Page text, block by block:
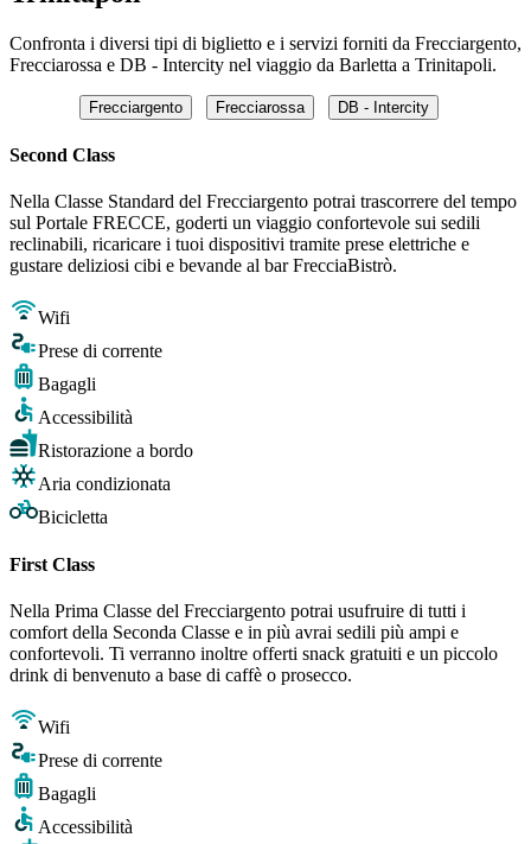
Confronta i diversi tipi di biglietto e i servizi forniti da Frecciargento,
Frecciarossa e DB - Intercity nel viaggio da Barletta a Trinitapoli.
Frecciargento Frecciarossa DB - Intercity
Second Class
Nella Classe Standard del Frecciargento potrai trascorrere del tempo
sul Portale FRECCE, goderti un viaggio confortevole sui sedili
reclinabili, ricaricare i tuoi dispositivi tramite prese elettriche e
gustare deliziosi cibi e bevande al bar FrecciaBistrò.
Wifi
Prese di corrente
Bagagli
Accessibilità
Ristorazione a bordo
Aria condizionata
Bicicletta
First Class
Nella Prima Classe del Frecciargento potrai usufruire di tutti i
comfort della Seconda Classe e in più avrai sedili più ampi e
confortevoli. Ti verranno inoltre offerti snack gratuiti e un piccolo
drink di benvenuto a base di caffè o prosecco.
Wifi
Prese di corrente
Bagagli
Accessibilità